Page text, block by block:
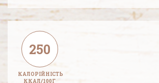
250
КАЛОРІЙНІСТЬ
ККАЛ/100Г